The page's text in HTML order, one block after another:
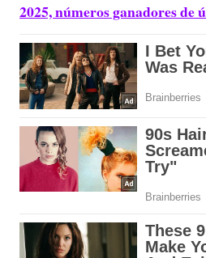
2025, números ganadores de